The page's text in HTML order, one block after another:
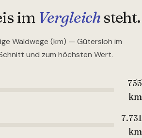
im Vergleichsteht.
Waldwege (km) — Gütersloh im
und zum höchsten Wert.
755
km
7.731
km